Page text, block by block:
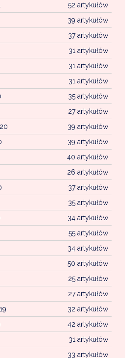
52 artykułów
39 artykułów
37 artykułów
31 artykułów
31 artykułów
31 artykułów
35 artykułów
27 artykułów
39 artykułów
39 artykułów
40 artykułów
26 artykułów
37 artykułów
35 artykułów
34 artykułów
55 artykułów
34 artykułów
50 artykułów
25 artykułów
27 artykułów
32 artykułów
42 artykułów
31 artykułów
33 artykułów